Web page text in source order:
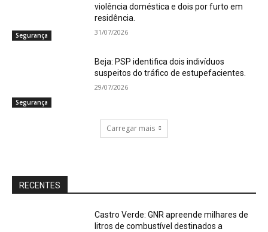
Segurança
violência doméstica e dois por furto em
residência.
31/07/2026
Segurança
Beja: PSP identifica dois indivíduos
suspeitos do tráfico de estupefacientes.
29/07/2026
Carregar mais
RECENTES
Castro Verde: GNR apreende milhares de
litros de combustível destinados a